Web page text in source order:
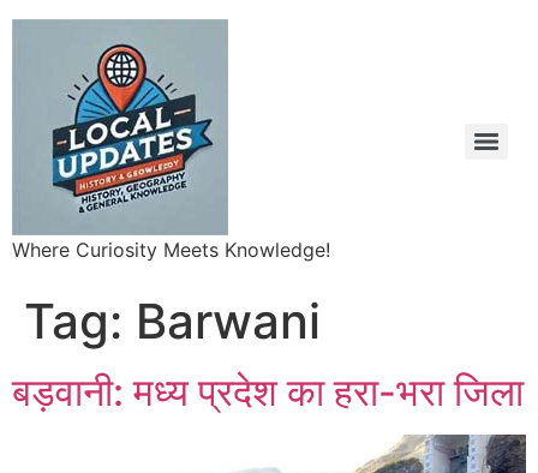
Where Curiosity Meets Knowledge!
Tag: Barwani
बड़वानी: मध्य प्रदेश का हरा-भरा जिला